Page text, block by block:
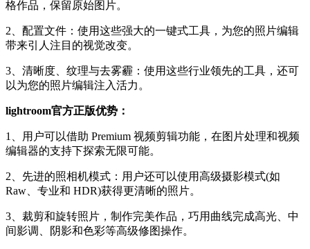
格作品，保留原始图片。
2、配置文件：使用这些强大的一键式工具，为您的照片编辑
带来引人注目的视觉改变。
3、清晰度、纹理与去雾霾：使用这些行业领先的工具，还可
以为您的照片编辑注入活力。
lightroom官方正版优势：
1、用户可以借助 Premium 视频剪辑功能，在图片处理和视频
编辑器的支持下探索无限可能。
2、先进的照相机模式：用户还可以使用高级摄影模式(如
Raw、专业和 HDR)获得更清晰的照片。
3、裁剪和旋转照片，制作完美作品，巧用曲线完成高光、中
间影调、阴影和色彩等高级修图操作。